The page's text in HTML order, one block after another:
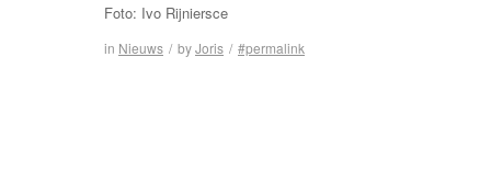
Foto: Ivo Rijniersce
in Nieuws / byJoris / #permalink